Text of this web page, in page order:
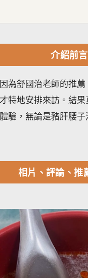
介紹前言
為舒國治老師的推
特地安排來訪。結
驗，無論是豬肝腰
相片、評論、推